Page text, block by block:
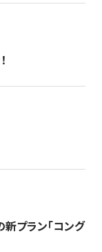
プラン「コング